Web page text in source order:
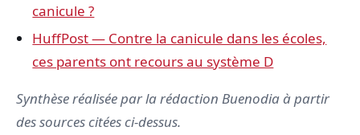
canicule ?
HuffPost — Contre la canicule dans les écoles,
ces parents ont recours au système D
Synthèse réalisée par la rédaction Buenodia à partir
des sources citées ci-dessus.